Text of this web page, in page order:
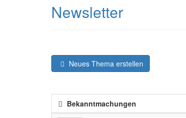
Newsletter
Neues Thema erstellen
Bekanntmachungen